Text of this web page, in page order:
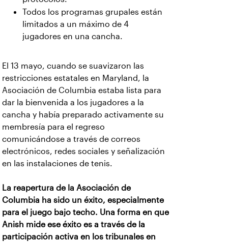
Todos los programas grupales están
limitados a un máximo de 4
jugadores en una cancha.
El 13 mayo, cuando se suavizaron las
restricciones estatales en Maryland, la
Asociación de Columbia estaba lista para
dar la bienvenida a los jugadores a la
cancha y había preparado activamente su
membresía para el regreso
comunicándose a través de correos
electrónicos, redes sociales y señalización
en las instalaciones de tenis.
La reapertura de la Asociación de
Columbia ha sido un éxito, especialmente
para el juego bajo techo. Una forma en que
Anish mide ese éxito es a través de la
participación activa en los tribunales en